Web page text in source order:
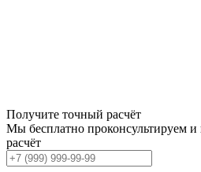
Получите точный расчёт
Мы бесплатно проконсультируем
расчёт